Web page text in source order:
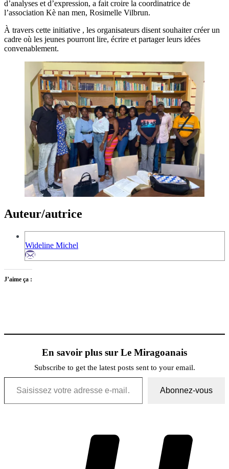
d’analyses et d’expression, a fait croire la coordinatrice de
l’association Kè nan men, Rosimelle Vilbrun.
À travers cette initiative , les organisateurs disent souhaiter créer un
cadre où les jeunes pourront lire, écrire et partager leurs idées
convenablement.
Auteur/autrice
Wideline Michel
J’aime ça :
En savoir plus sur Le Miragoanais
Subscribe to get the latest posts sent to your email.
Saisissez votre adresse e-mail…
Abonnez-vous